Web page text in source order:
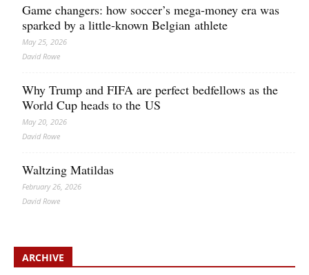
Game changers: how soccer’s mega‑money era was
sparked by a little‑known Belgian athlete
May 25, 2026
David Rowe
Why Trump and FIFA are perfect bedfellows as the
World Cup heads to the US
May 20, 2026
David Rowe
Waltzing Matildas
February 26, 2026
David Rowe
ARCHIVE